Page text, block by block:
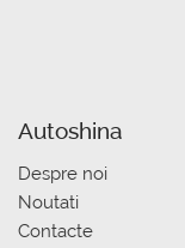
Autoshina
Despre noi
Noutati
Contacte